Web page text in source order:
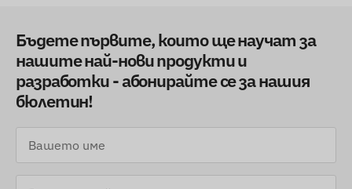
Бъдете първите, които ще научат за
нашите най-нови продукти и
разработки - абонирайте се за нашия
бюлетин!